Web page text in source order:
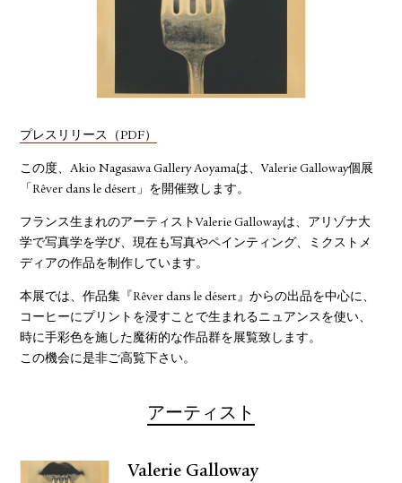
プレスリリース（PDF）
この度、Akio Nagasawa Gallery Aoyamaは、Valerie Galloway個展
「Rêver dans le désert」を開催致します。
フランス生まれのアーティストValerie Gallowayは、アリゾナ大
学で写真学を学び、現在も写真やペインティング、ミクストメ
ディアの作品を制作しています。
本展では、作品集『Rêver dans le désert』からの出品を中心に、
コーヒーにプリントを浸すことで生まれるニュアンスを使い、
時に手彩色を施した魔術的な作品群を展覧致します。
この機会に是⾮ご⾼覧下さい。
アーティスト
Valerie Galloway